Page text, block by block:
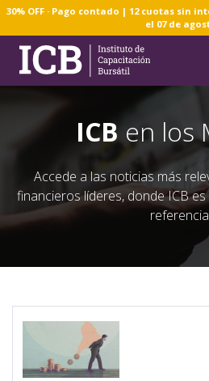
30% OFF · Pago contado | 12 cuotas sin
el 07 de
ICBen los
Accede a las noticias más
financieros líderes, donde ICB